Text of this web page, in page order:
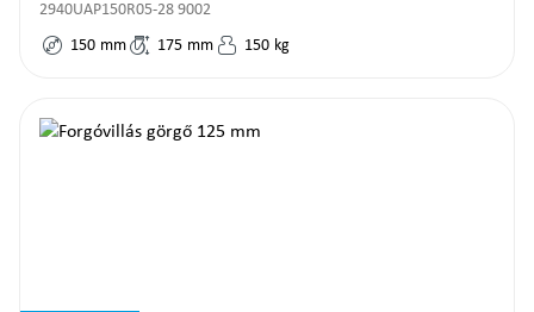
2940UAP150R05-28 9002
150 mm 175 mm 150 kg